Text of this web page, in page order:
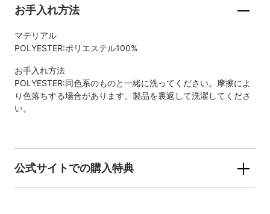
お手入れ方法
マテリアル
POLYESTER:ポリエステル100%
お手入れ方法
POLYESTER:同色系のものと一緒に洗ってください。摩擦によ
り色落ちする場合があります。製品を裏返して洗濯してくださ
い。
公式サイトでの購入特典